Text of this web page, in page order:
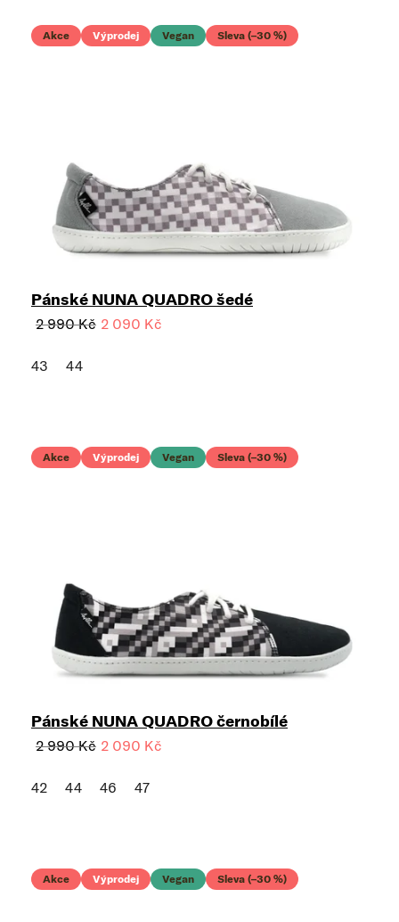
Akce Výprodej Vegan Sleva (–30 %)
Pánské NUNA QUADRO šedé
2 990 Kč 2 090 Kč
43 44
Akce Výprodej Vegan Sleva (–30 %)
Pánské NUNA QUADRO černobílé
2 990 Kč 2 090 Kč
42 44 46 47
Akce Výprodej Vegan Sleva (–30 %)